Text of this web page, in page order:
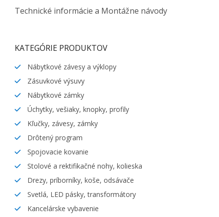
Technické informácie a Montážne návody
KATEGÓRIE PRODUKTOV
Nábytkové závesy a výklopy
Zásuvkové výsuvy
Nábytkové zámky
Úchytky, vešiaky, knopky, profily
Kľučky, závesy, zámky
Drôtený program
Spojovacie kovanie
Stolové a rektifikačné nohy, kolieska
Drezy, príborníky, koše, odsávače
Svetlá, LED pásky, transformátory
Kancelárske vybavenie